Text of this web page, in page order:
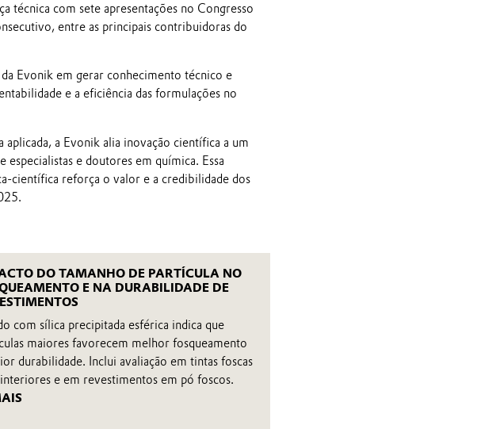
técnica com sete apresentações no Congresso
entre as principais contribuidoras do
Evonik em gerar conhecimento técnico e
e a eficiência das formulações no
a Evonik alia inovação científica a um
e doutores em química. Essa
científica reforça o valor e a credibilidade dos
DO TAMANHO DE PARTÍCULA NO
E NA DURABILIDADE DE
com sílica precipitada esférica indica que
maiores favorecem melhor fosqueamento
durabilidade. Inclui avaliação em tintas foscas
e em revestimentos em pó foscos.